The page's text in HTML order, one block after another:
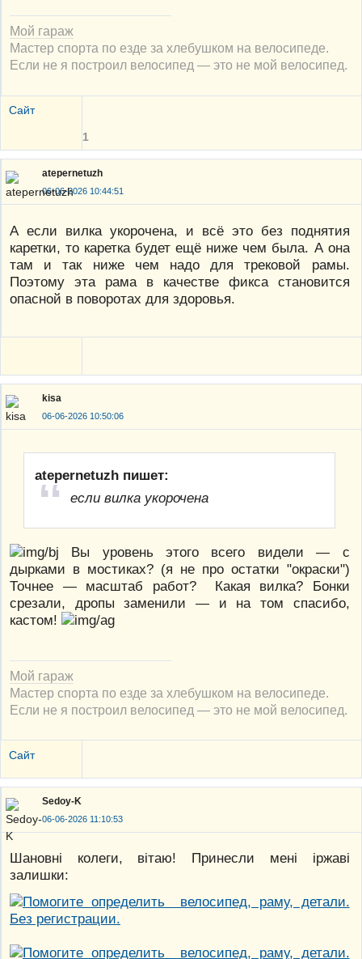
Мой гараж
Мастер спорта по езде за хлебушком на велосипеде.
Если не я построил велосипед — это не мой велосипед.
Сайт
1
atepernetuzh
06-06-2026 10:44:51
А если вилка укорочена, и всё это без поднятия
каретки, то каретка будет ещё ниже чем была. А она
там и так ниже чем надо для трековой рамы.
Поэтому эта рама в качестве фикса становится
опасной в поворотах для здоровья.
kisa
06-06-2026 10:50:06
atepernetuzh пишет:
если вилка укорочена
Вы уровень этого всего видели — с
дырками в мостиках? (я не про остатки "окраски")
Точнее — масштаб работ? Какая вилка? Бонки
срезали, дропы заменили — и на том спасибо,
кастом!
Мой гараж
Мастер спорта по езде за хлебушком на велосипеде.
Если не я построил велосипед — это не мой велосипед.
Сайт
Sedoy-K
06-06-2026 11:10:53
Шановні колеги, вітаю! Принесли мені іржаві
залишки: